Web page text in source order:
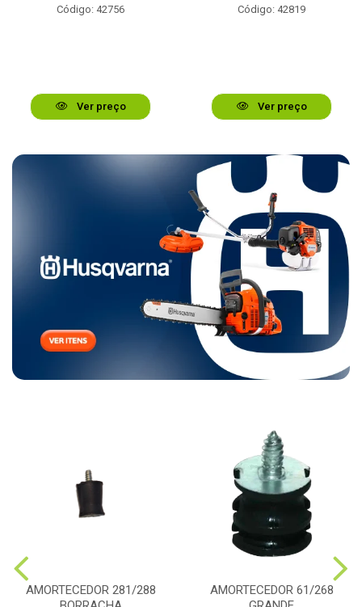
Código: 42756
Ver preço
Código: 42819
Ver preço
AMORTECEDOR 281/288
AMORTECEDOR 61/268